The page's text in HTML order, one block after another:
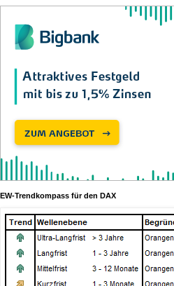
EW-Trendkompass für den DAX